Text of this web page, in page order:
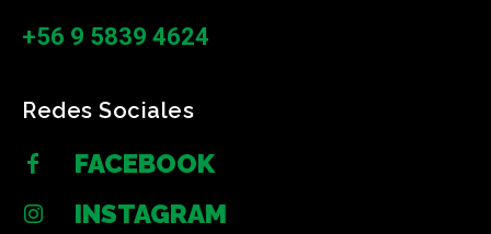
+56 9 5839 4624
Redes Sociales
FACEBOOK
INSTAGRAM